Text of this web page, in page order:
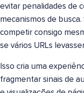
evitar penalidades de
mecanismos de
competir consigo
se vários URLs
Isso cria uma
fragmentar sinais de